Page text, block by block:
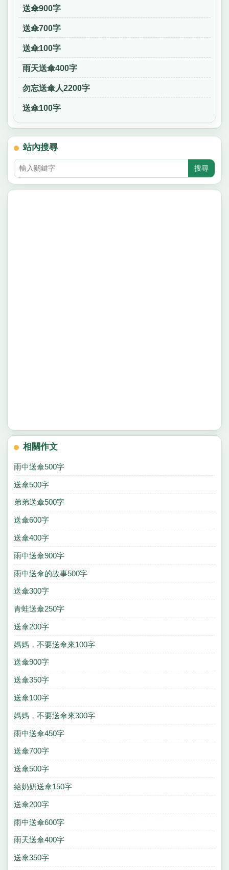
送傘900字
送傘700字
送傘100字
雨天送傘400字
勿忘送傘人2200字
送傘100字
站內搜尋
相關作文
雨中送傘500字
送傘500字
弟弟送傘500字
送傘600字
送傘400字
雨中送傘900字
雨中送傘的故事500字
送傘300字
青蛙送傘250字
送傘200字
媽媽，不要送傘來100字
送傘900字
送傘350字
送傘100字
媽媽，不要送傘來300字
雨中送傘450字
送傘700字
送傘500字
給奶奶送傘150字
送傘200字
雨中送傘600字
雨天送傘400字
送傘350字